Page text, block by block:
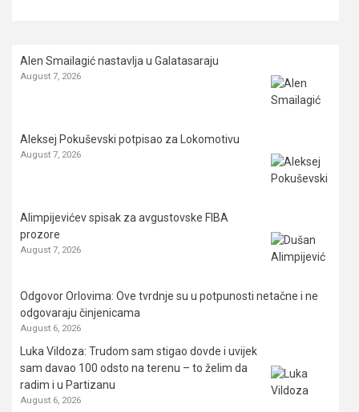
Alen Smailagić nastavlja u Galatasaraju
August 7, 2026
Aleksej Pokuševski potpisao za Lokomotivu
August 7, 2026
Alimpijevićev spisak za avgustovske FIBA
prozore
August 7, 2026
Odgovor Orlovima: ​Ove tvrdnje su u potpunosti netačne i ne
odgovaraju činjenicama
August 6, 2026
Luka Vildoza: Trudom sam stigao dovde i uvijek
sam davao 100 odsto na terenu – to želim da
radim i u Partizanu
August 6, 2026